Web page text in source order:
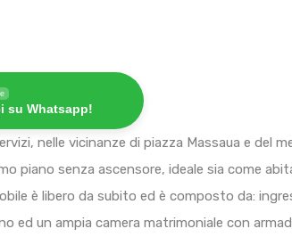
su Whatsapp!
nelle vicinanze di piazza Massaua e del
piano senza ascensore, ideale sia come
è libero da subito ed è composto da:
ed un ampia camera matrimoniale con